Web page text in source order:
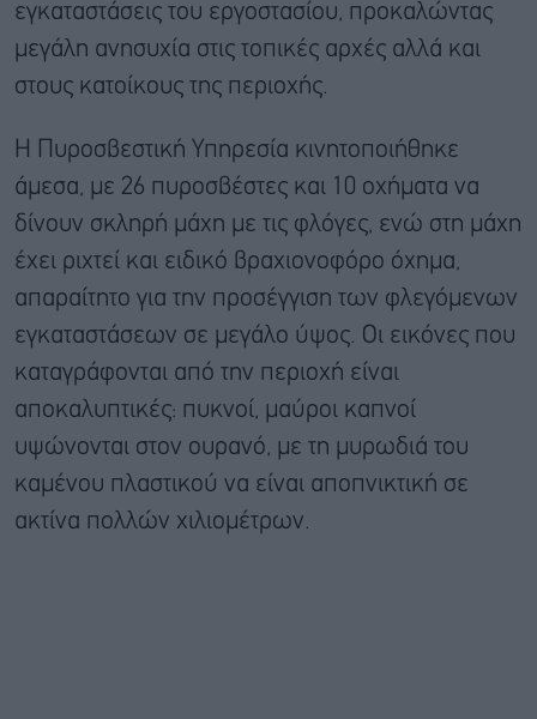
εγκαταστάσεις του εργοστασίου, προκαλώντας
μεγάλη ανησυχία στις τοπικές αρχές αλλά και
στους κατοίκους της περιοχής.
Η Πυροσβεστική Υπηρεσία κινητοποιήθηκε
άμεσα, με 26 πυροσβέστες και 10 οχήματα να
δίνουν σκληρή μάχη με τις φλόγες, ενώ στη μάχη
έχει ριχτεί και ειδικό βραχιονοφόρο όχημα,
απαραίτητο για την προσέγγιση των φλεγόμενων
εγκαταστάσεων σε μεγάλο ύψος. Οι εικόνες που
καταγράφονται από την περιοχή είναι
αποκαλυπτικές: πυκνοί, μαύροι καπνοί
υψώνονται στον ουρανό, με τη μυρωδιά του
καμένου πλαστικού να είναι αποπνικτική σε
ακτίνα πολλών χιλιομέτρων.